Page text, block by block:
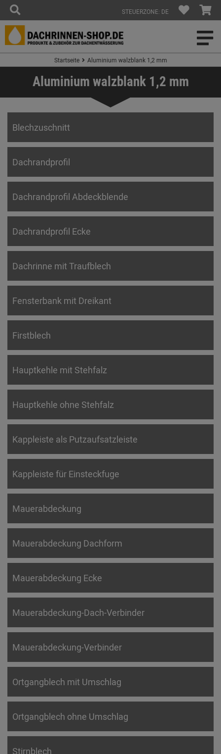
STEUERZONE: DE
Startseite Aluminium walzblank 1,2 mm
Aluminium walzblank 1,2 mm
Blechzuschnitt
Dachrandprofil
Dachrandprofil Abdeckblende
Dachrandprofil Ecke
Dachrinne mit Traufblech
Fensterbank mit Dreikant
Firstblech
Hauptkehle mit Stehfalz
Hauptkehle ohne Stehfalz
Kappleiste als Putzaufsatzleiste
Kappleiste für Einsteckfuge
Mauerabdeckung
Mauerabdeckung Dachform
Mauerabdeckung Ecke
Mauerabdeckung-Dach-Verbinder
Mauerabdeckung-Verbinder
Ortgangblech mit Umschlag
Ortgangblech ohne Umschlag
Stirnblech